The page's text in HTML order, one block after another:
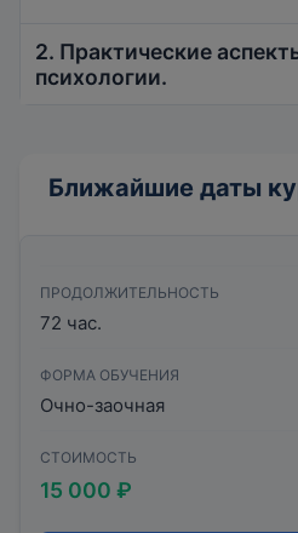
2. Практические
психологии.
Психологические
реабилитации,
Психосоматические
психологического
Алгоритм работы с
психолога:
психотерапия,
Ближайшие даты
ПРОДОЛЖИТЕЛЬНОСТЬ
72 час.
ФОРМА ОБУЧЕНИЯ
Очно-заочная
СТОИМОСТЬ
15 000 ₽